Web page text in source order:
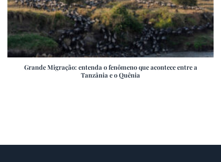
Grande Migração: entenda o fenômeno que acontece entre a
Tanzânia e o Quênia